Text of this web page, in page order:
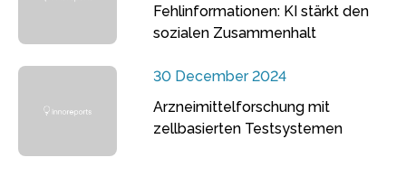
Fehlinformationen: KI stärkt den
sozialen Zusammenhalt
30 December 2024
Arzneimittelforschung mit
zellbasierten Testsystemen